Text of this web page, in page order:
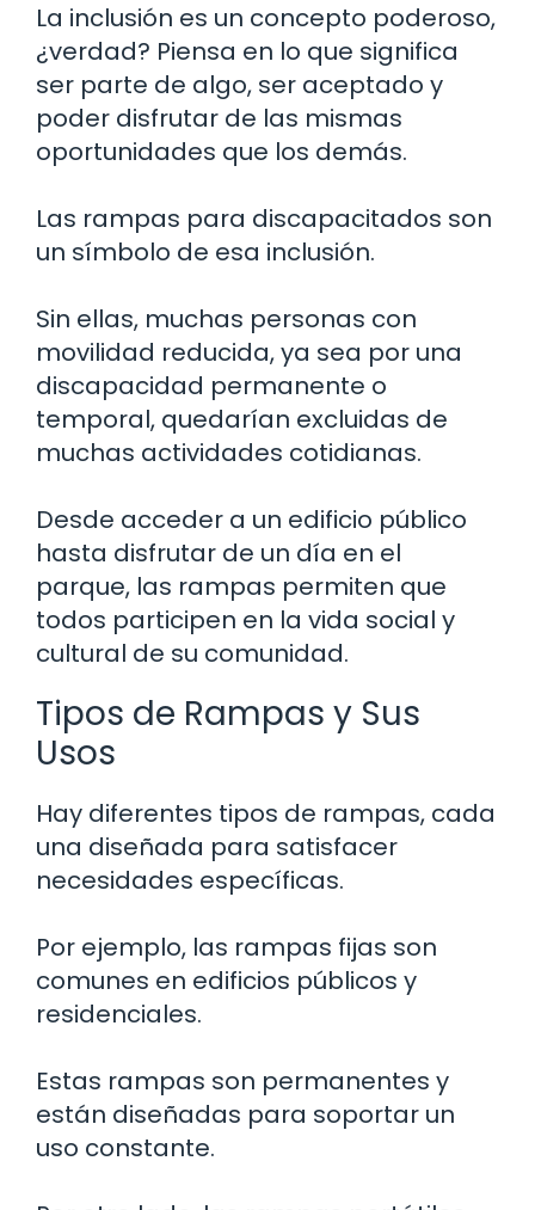
La inclusión es un concepto poderoso,
¿verdad? Piensa en lo que significa
ser parte de algo, ser aceptado y
poder disfrutar de las mismas
oportunidades que los demás.
Las rampas para discapacitados son
un símbolo de esa inclusión.
Sin ellas, muchas personas con
movilidad reducida, ya sea por una
discapacidad permanente o
temporal, quedarían excluidas de
muchas actividades cotidianas.
Desde acceder a un edificio público
hasta disfrutar de un día en el
parque, las rampas permiten que
todos participen en la vida social y
cultural de su comunidad.
Tipos de Rampas y Sus
Usos
Hay diferentes tipos de rampas, cada
una diseñada para satisfacer
necesidades específicas.
Por ejemplo, las rampas fijas son
comunes en edificios públicos y
residenciales.
Estas rampas son permanentes y
están diseñadas para soportar un
uso constante.